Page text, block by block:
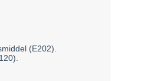
(E202).